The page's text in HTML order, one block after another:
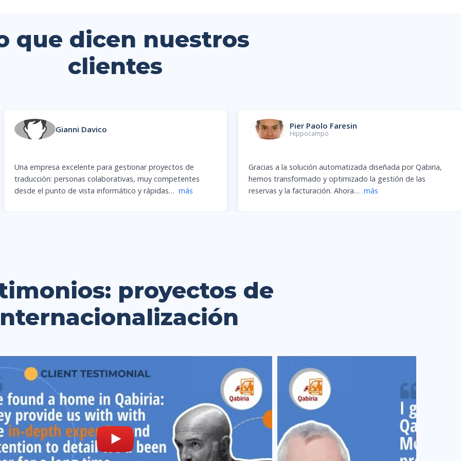
que dicen nuestros
clientes
Pier Paolo Faresin
Hippocampo
Gracias a la solución automatizada diseñada por Qabiria,
hemos transformado y optimizado la gestión de las
reservas y la facturación. Ahora… más
Juana Román
Fundadora, Andoliando
¡Qabiria entendió inmediatamente lo que necesitábamos
desde el principio!
proyectos de